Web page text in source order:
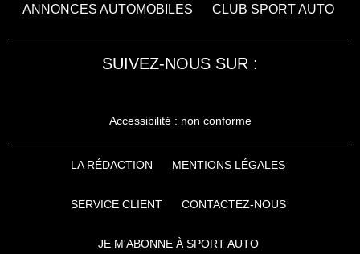
ANNONCES AUTOMOBILES
CLUB SPORT AUTO
SUIVEZ-NOUS SUR :
Accessibilité : non conforme
LA RÉDACTION MENTIONS LÉGALES
SERVICE CLIENT CONTACTEZ-NOUS
JE M'ABONNE À SPORT AUTO